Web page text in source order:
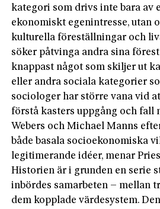
kategori som drivs inte bara av
ekonomiskt egenintresse, utan
kulturella föreställningar och
söker påtvinga andra sina
knappast något som skiljer ut
eller andra sociala kategorier
sociologer har större vana vid
förstå kasters uppgång och fall
Webers och Michael Manns
både basala socioekonomiska
legitimerande idéer, menar
Historien är i grunden en serie
inbördes samarbeten – mellan
dem kopplade värdesystem.